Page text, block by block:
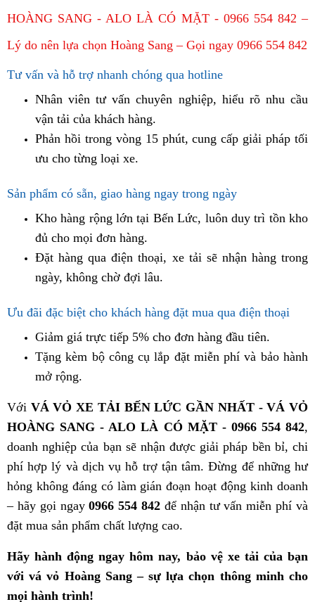
HOÀNG SANG - ALO LÀ CÓ MẶT - 0966 554 842 –
Lý do nên lựa chọn Hoàng Sang – Gọi ngay 0966 554 842
Tư vấn và hỗ trợ nhanh chóng qua hotline
Nhân viên tư vấn chuyên nghiệp, hiểu rõ nhu cầu
vận tải của khách hàng.
Phản hồi trong vòng 15 phút, cung cấp giải pháp tối
ưu cho từng loại xe.
Sản phẩm có sẵn, giao hàng ngay trong ngày
Kho hàng rộng lớn tại Bến Lức, luôn duy trì tồn kho
đủ cho mọi đơn hàng.
Đặt hàng qua điện thoại, xe tải sẽ nhận hàng trong
ngày, không chờ đợi lâu.
Ưu đãi đặc biệt cho khách hàng đặt mua qua điện thoại
Giảm giá trực tiếp 5% cho đơn hàng đầu tiên.
Tặng kèm bộ công cụ lắp đặt miễn phí và bảo hành
mở rộng.
Với VÁ VỎ XE TẢI BẾN LỨC GẦN NHẤT - VÁ VỎ
HOÀNG SANG - ALO LÀ CÓ MẶT - 0966 554 842,
doanh nghiệp của bạn sẽ nhận được giải pháp bền bỉ, chi
phí hợp lý và dịch vụ hỗ trợ tận tâm. Đừng để những hư
hỏng không đáng có làm gián đoạn hoạt động kinh doanh
– hãy gọi ngay0966 554 842 để nhận tư vấn miễn phí và
đặt mua sản phẩm chất lượng cao.
Hãy hành động ngay hôm nay, bảo vệ xe tải của bạn
với vá vỏ Hoàng Sang – sự lựa chọn thông minh cho
mọi hành trình!